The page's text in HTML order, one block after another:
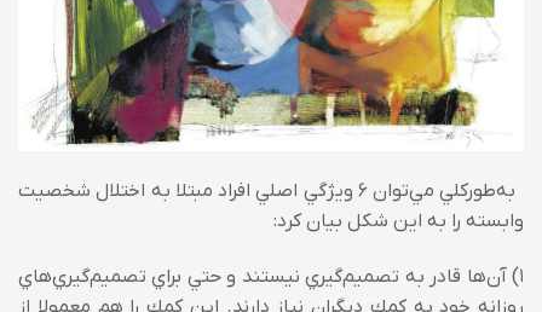
به‌طورکلي مي‌‌توان 6 ويژگي‌ اصلي افراد مبتلا به اختلال شخصيت
وابسته را به اين شکل بيان کرد:
1) آن‌ها قادر به تصميم‌گيري نيستند و حتي براي تصميم‌گيري‌هاي
روزانه خود به كمك ديگران نياز دارند. اين كمك را هم معمولا از